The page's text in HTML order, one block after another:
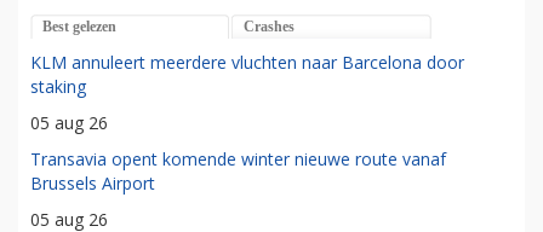
Best gelezen Crashes
KLM annuleert meerdere vluchten naar Barcelona door
staking
05 aug 26
Transavia opent komende winter nieuwe route vanaf
Brussels Airport
05 aug 26